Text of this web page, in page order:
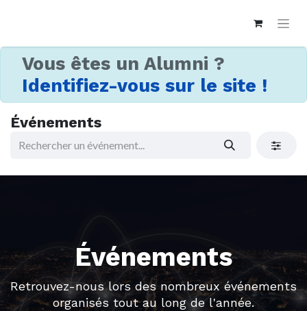
Vous êtes un Alumni ?
Identifiez-vous sur le site !
Événements
Événements
Retrouvez-nous lors des nombreux événements
organisés tout au long de l'année.